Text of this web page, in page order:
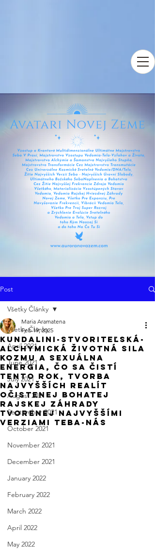
Post
Všetky Články
April 2021
June 2021
July 2021
August 2021
September 2021
October 2021
November 2021
December 2021
January 2022
February 2022
March 2022
April 2022
May 2022
Všetky Články
Kundalini-Stvoriteľská-
Alchymická Životná Sila
kozmu a Sexuálna
Energia, Čo Sa Čistí
Tento Rok, Tvorba
Najvyšších Realít
Očistenej Bohatej
Rajskej Záhrady
Tvorenej Najvyššími
Verziami Teba-Nás
Maria Aramatena
Feb 19, 2025